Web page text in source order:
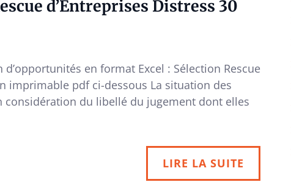
d’Entreprises Distress 30
en format Excel : Sélection Rescue
imprimable pdf ci-dessous La situation des
considération du libellé du jugement dont elles
LIRE LA SUITE